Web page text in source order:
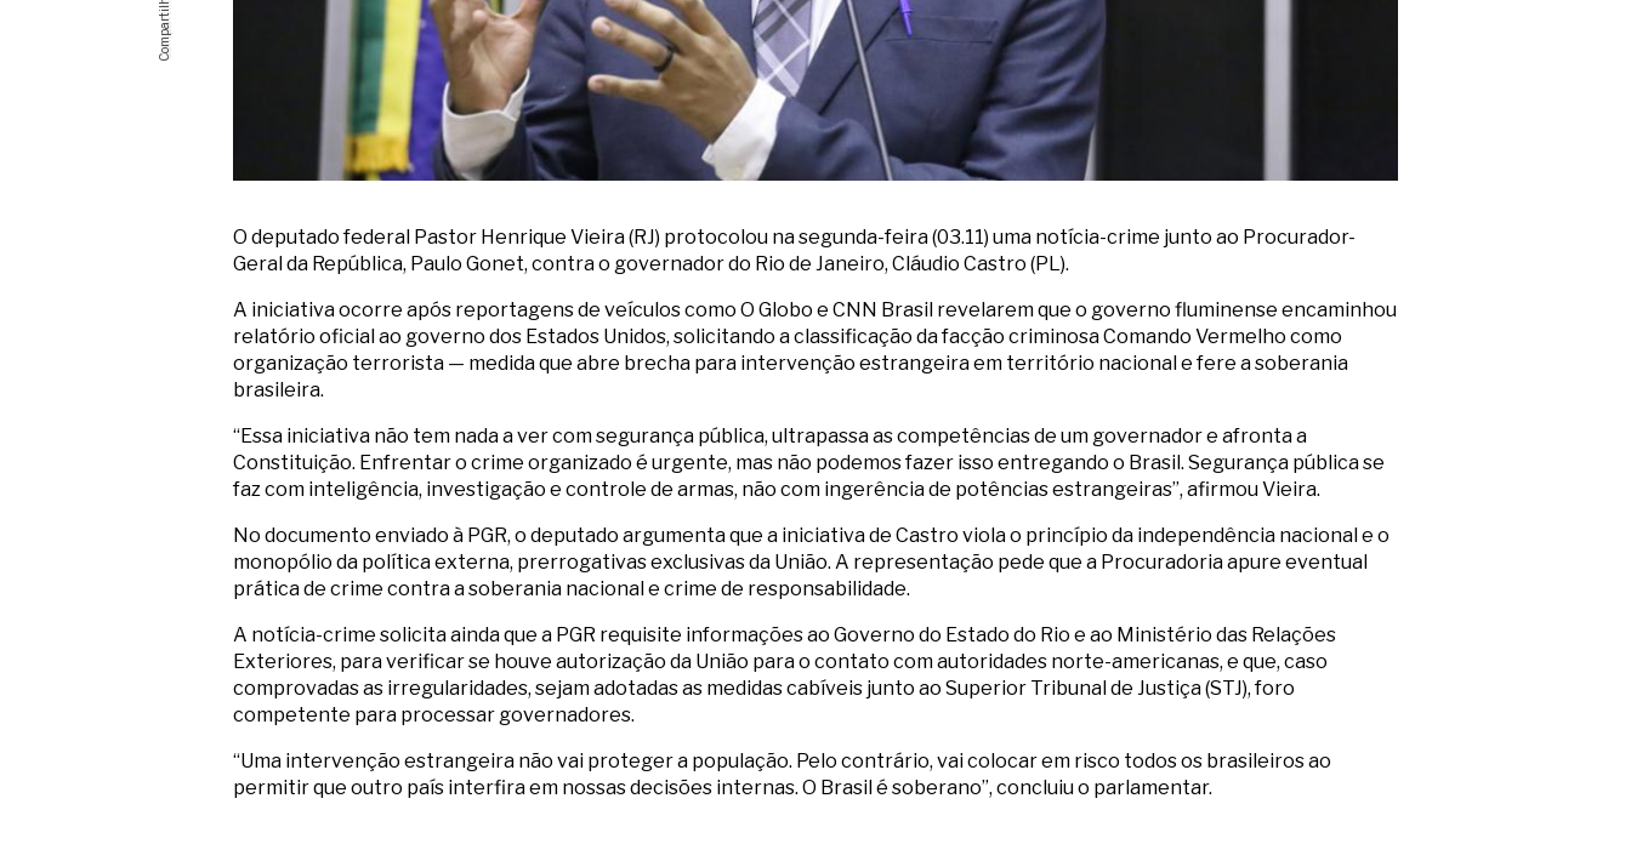
O deputado federal Pastor Henrique Vieira (RJ) protocolou na segunda-feira (03.11) uma notícia-crime junto ao Procurador-
Geral da República, Paulo Gonet, contra o governador do Rio de Janeiro, Cláudio Castro (PL).
A iniciativa ocorre após reportagens de veículos como O Globo e CNN Brasil revelarem que o governo fluminense encaminhou
relatório oficial ao governo dos Estados Unidos, solicitando a classificação da facção criminosa Comando Vermelho como
organização terrorista — medida que abre brecha para intervenção estrangeira em território nacional e fere a soberania
brasileira.
“Essa iniciativa não tem nada a ver com segurança pública, ultrapassa as competências de um governador e afronta a
Constituição. Enfrentar o crime organizado é urgente, mas não podemos fazer isso entregando o Brasil. Segurança pública se
faz com inteligência, investigação e controle de armas, não com ingerência de potências estrangeiras”, afirmou Vieira.
No documento enviado à PGR, o deputado argumenta que a iniciativa de Castro viola o princípio da independência nacional e o
monopólio da política externa, prerrogativas exclusivas da União. A representação pede que a Procuradoria apure eventual
prática de crime contra a soberania nacional e crime de responsabilidade.
A notícia-crime solicita ainda que a PGR requisite informações ao Governo do Estado do Rio e ao Ministério das Relações
Exteriores, para verificar se houve autorização da União para o contato com autoridades norte-americanas, e que, caso
comprovadas as irregularidades, sejam adotadas as medidas cabíveis junto ao Superior Tribunal de Justiça (STJ), foro
competente para processar governadores.
“Uma intervenção estrangeira não vai proteger a população. Pelo contrário, vai colocar em risco todos os brasileiros ao
permitir que outro país interfira em nossas decisões internas. O Brasil é soberano”, concluiu o parlamentar.